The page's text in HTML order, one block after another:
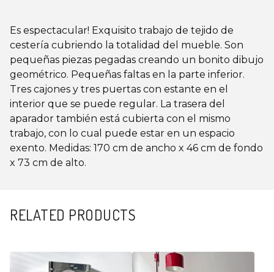
Es espectacular! Exquisito trabajo de tejido de
cestería cubriendo la totalidad del mueble. Son
pequeñas piezas pegadas creando un bonito dibujo
geométrico. Pequeñas faltas en la parte inferior.
Tres cajones y tres puertas con estante en el
interior que se puede regular. La trasera del
aparador también está cubierta con el mismo
trabajo, con lo cual puede estar en un espacio
exento. Medidas: 170 cm de ancho x 46 cm de fondo
x 73 cm de alto.
RELATED PRODUCTS